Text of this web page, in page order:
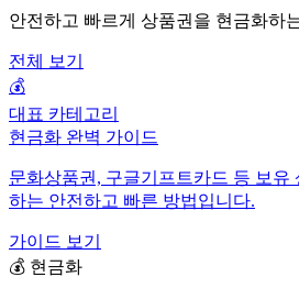
안전하고 빠르게 상품권을 현금화하
전체 보기
💰
대표 카테고리
현금화 완벽 가이드
문화상품권, 구글기프트카드 등 보유
하는 안전하고 빠른 방법입니다.
가이드 보기
💰 현금화